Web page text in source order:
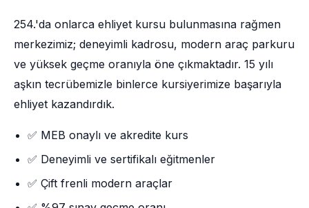
254.'da onlarca ehliyet kursu bulunmasına rağmen
merkezimiz; deneyimli kadrosu, modern araç parkuru
ve yüksek geçme oranıyla öne çıkmaktadır. 15 yılı
aşkın tecrübemizle binlerce kursiyerimize başarıyla
ehliyet kazandırdık.
✅ MEB onaylı ve akredite kurs
✅ Deneyimli ve sertifikalı eğitmenler
✅ Çift frenli modern araçlar